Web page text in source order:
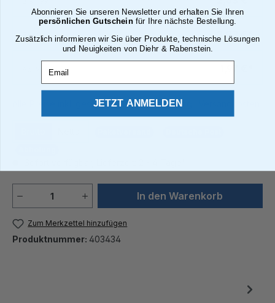
Bis 249 2,23 €*
250
Alle Preise inkl. gesetzl. Mehrwertsteuer zzgl. Versandkosten
Produkt Anzahl: Gib denIn den Warenkorb
Zum Merkzettel hinzufügen
Produktnummer: 403434
Abonnieren Sie unseren Newsletter und erhalten Sie Ihren
persönlichen Gutscheinfür Ihre nächste Bestellung.
Zusätzlich informieren wir Sie über Produkte, technische Lösungen
und Neuigkeiten von Diehr & Rabenstein.
JETZT ANMELDEN